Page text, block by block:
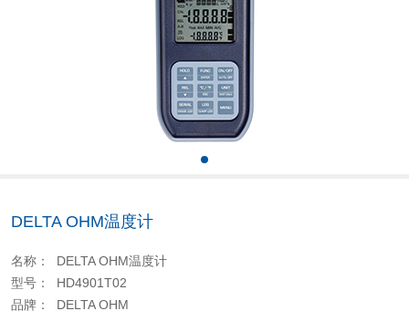
DELTA OHM温度计
名称： DELTA OHM温度计
型号： HD4901T02
品牌： DELTA OHM